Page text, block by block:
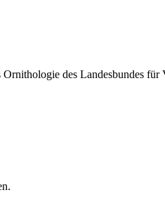
des Landesbundes